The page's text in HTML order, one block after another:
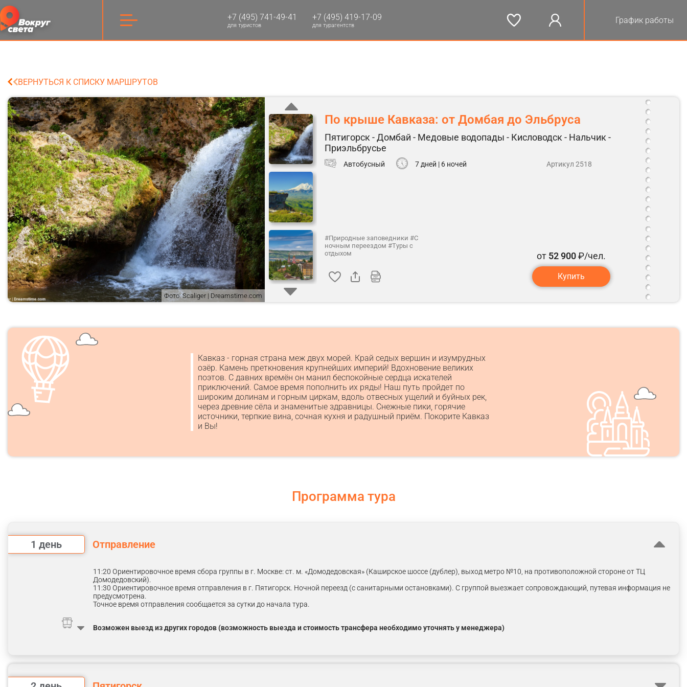
+7 (495) 741-49-41
для туристов
+7 (495) 419-17-09
для турагентств
График работы
ВЕРНУТЬСЯ К СПИСКУ МАРШРУТОВ
Фото: Scaliger | Dreamstime.com
По крыше Кавказа: от Домбая до Эльбруса
Пятигорск - Домбай - Медовые водопады - Кисловодск - Нальчик -
Приэльбрусье
Автобусный 7 дней | 6 ночей Артикул 2518
#Природные заповедники #С
ночным переездом #Туры с
отдыхом
от 52 900₽/чел.
Купить
Кавказ - горная страна меж двух морей. Край седых вершин и изумрудных
озёр. Камень преткновения крупнейших империй! Вдохновение великих
поэтов. С давних времён он манил беспокойные сердца искателей
приключений. Самое время пополнить их ряды! Наш путь пройдет по
широким долинам и горным циркам, вдоль отвесных ущелий и буйных рек,
через древние сёла и знаменитые здравницы. Снежные пики, горячие
источники, терпкие вина, сочная кухня и радушный приём. Покорите Кавказ
и Вы!
Программа тура
1 день Отправление
11:20 Ориентировочное время сбора группы в г. Москве: ст. м. «Домодедовская» (Каширское шоссе (дублер), выход метро №10, на противоположной стороне от ТЦ
Домодедовский).
11:30 Ориентировочное время отправления в г. Пятигорск. Ночной переезд (с санитарными остановками). С группой выезжает сопровождающий, путевая информация не
предусмотрена.
Точное время отправления сообщается за сутки до начала тура.
Возможен выезд из других городов (возможность выезда и стоимость трансфера необходимо уточнять у менеджера)